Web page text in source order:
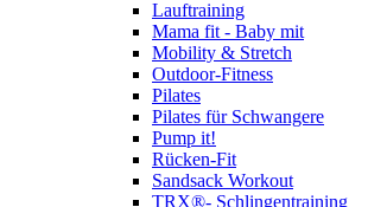
Lauftraining
Mama fit - Baby mit
Mobility & Stretch
Outdoor-Fitness
Pilates
Pilates für Schwangere
Pump it!
Rücken-Fit
Sandsack Workout
TRX®- Schlingentraining